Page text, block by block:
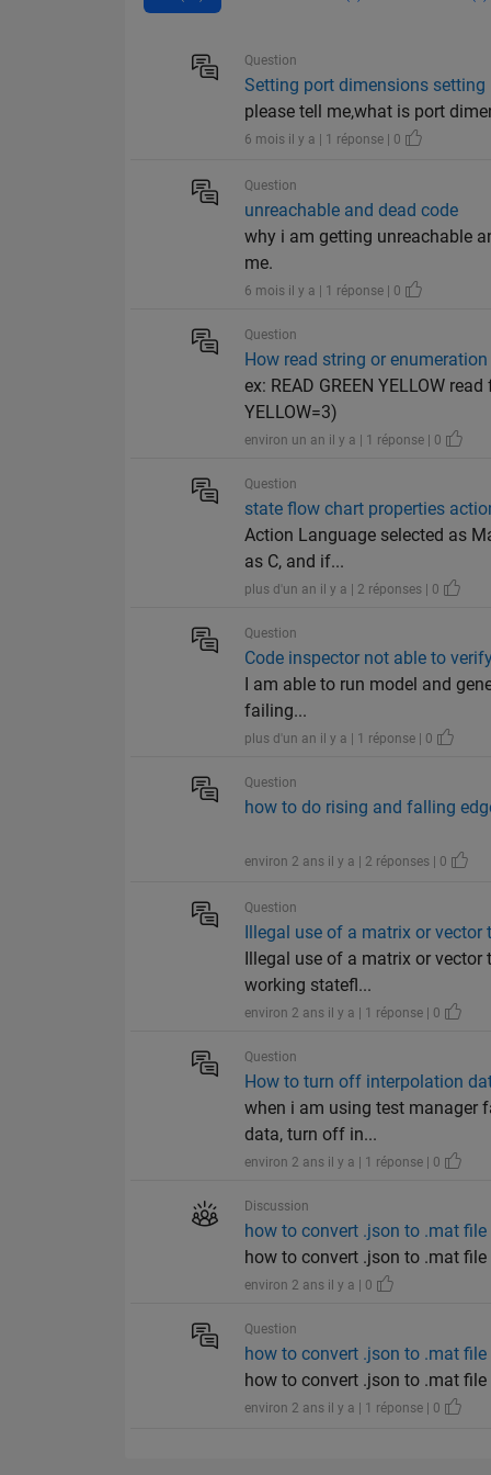
Question
Setting port dimensions setting
please tell me,what is port
6 mois il y a | 1 réponse | 0
Question
unreachable and dead code
why i am getting unreachable
me.
6 mois il y a | 1 réponse | 0
Question
How read string or
ex: READ GREEN YELLOW
YELLOW=3)
environ un an il y a | 1 réponse | 0
Question
state flow chart properties
Action Language selected as
as C, and if...
plus d'un an il y a | 2 réponses | 0
Question
Code inspector not able to
I am able to run model and
failing...
plus d'un an il y a | 1 réponse | 0
Question
how to do rising and falling
environ 2 ans il y a | 2 réponses | 0
Question
Illegal use of a matrix or
Illegal use of a matrix or
working statefl...
environ 2 ans il y a | 1 réponse | 0
Question
How to turn off interpolation
when i am using test manager
data, turn off in...
environ 2 ans il y a | 1 réponse | 0
Discussion
how to convert .json to .mat file
how to convert .json to .mat file
environ 2 ans il y a | 0
Question
how to convert .json to .mat file
how to convert .json to .mat file
environ 2 ans il y a | 1 réponse | 0